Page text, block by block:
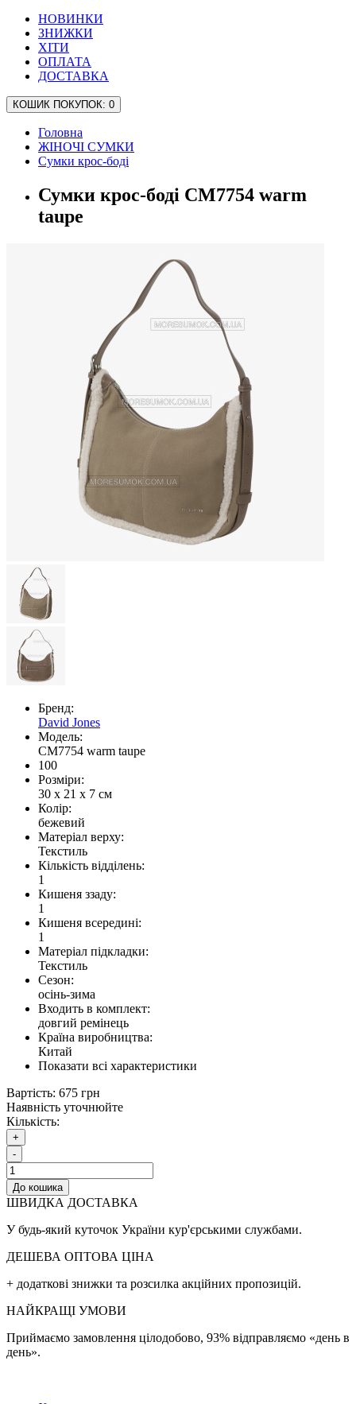
НОВИНКИ
ЗНИЖКИ
ХІТИ
ОПЛАТА
ДОСТАВКА
КОШИК ПОКУПОК: 0
Головна
ЖІНОЧІ СУМКИ
Сумки крос-боді
Сумки крос-боді CM7754 warm
taupe
Бренд:
David Jones
Модель:
CM7754 warm taupe
100
Розміри:
30 x 21 x 7 см
Колір:
бежевий
Матеріал верху:
Текстиль
Кількість відділень:
1
Кишеня ззаду:
1
Кишеня всередині:
1
Матеріал підкладки:
Текстиль
Сезон:
осінь-зима
Входить в комплект:
довгий ремінець
Країна виробництва:
Китай
Показати всі характеристики
Вартість: 675 грн
Наявність уточнюйте
Кількість:
+
-
До кошика
ШВИДКА ДОСТАВКА
У будь-який куточок України кур'єрськими службами.
ДЕШЕВА ОПТОВА ЦІНА
+ додаткові знижки та розсилка акційних пропозицій.
НАЙКРАЩІ УМОВИ
Приймаємо замовлення цілодобово, 93% відправляємо «день в
день».